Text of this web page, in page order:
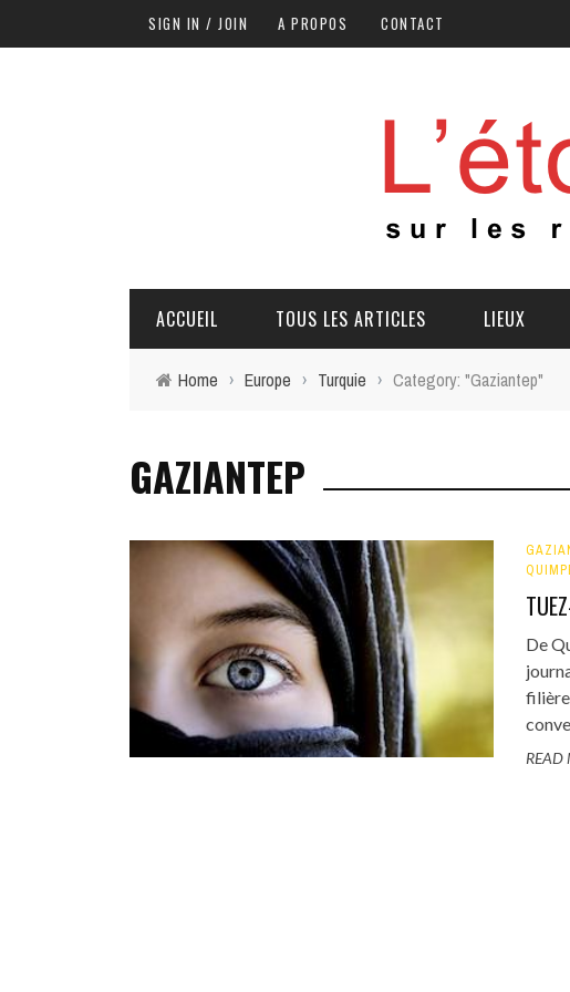
SIGN IN / JOIN A PROPOS CONTACT
ACCUEIL TOUS LES ARTICLES LIEUX
Home › Europe › Turquie › Category: "Gaziantep"
GAZIANTEP
De
READ